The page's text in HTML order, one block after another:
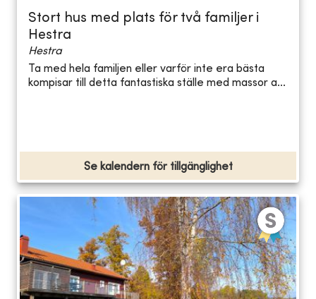
Stort hus med plats för två familjer i
Hestra
Hestra
Ta med hela familjen eller varför inte era bästa
kompisar till detta fantastiska ställe med massor a...
Se kalendern för tillgänglighet